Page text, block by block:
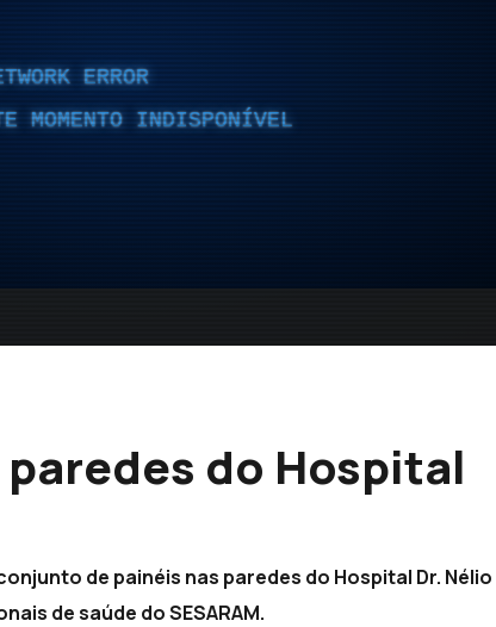
ERROR
MOMENTO INDISPONÍVEL
do Hospital
de painéis nas paredes do Hospital Dr.
de saúde do SESARAM.